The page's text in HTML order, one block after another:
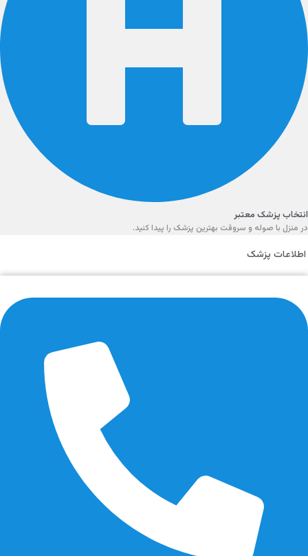
انتخاب پزشک معتبر
در منزل با صوله و سروقت بهترین پزشک را پیدا کنید.
اطلاعات پزشک